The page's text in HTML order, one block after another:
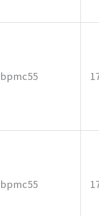
bpmc55
bpmc55